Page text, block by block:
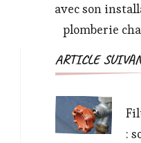
avec son
plomberie
ARTICLE
: